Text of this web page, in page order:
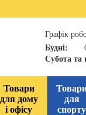
Графік
Будні:
Субота та
Товари
для дому
і офісу
для
спорту